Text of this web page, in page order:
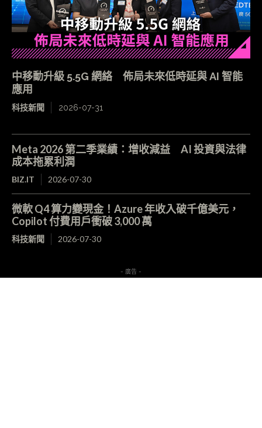
中移動升級 5.5G 網絡 佈局未來低時延與 AI 智能
應用
科技新聞 2026-07-31
Meta 2026 第二季業績：增收減益 AI 投資與法律
成本拖累利潤
BIZ.IT 2026-07-30
微軟 Q4 算力變現金！Azure 年收入破千億美元，
Copilot 付費用戶衝破 3,000 萬
科技新聞 2026-07-30
- 廣告 -